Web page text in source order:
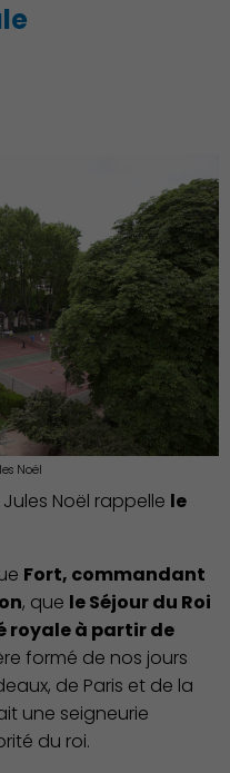
Noël
Noël rappelle le
Fort, commandant
, que le Séjour du Roi
royale à partir de
formé de nos jours
de Paris et de la
une seigneurie
du roi.